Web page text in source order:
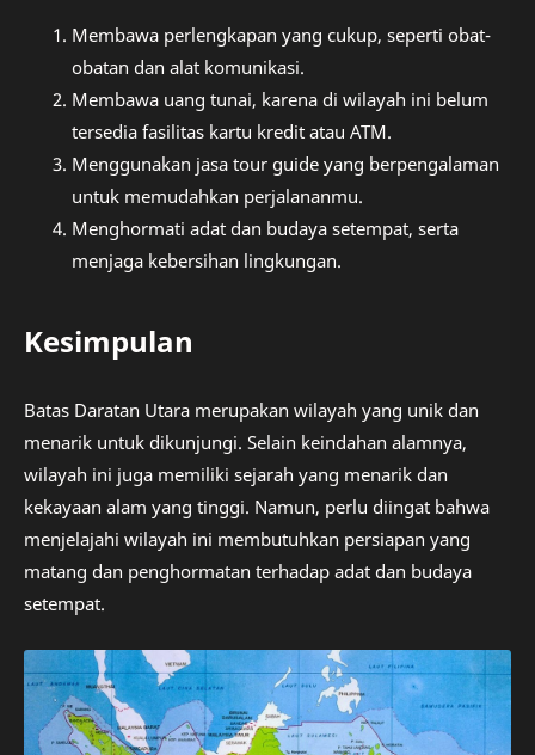
Membawa perlengkapan yang cukup, seperti obat-
obatan dan alat komunikasi.
Membawa uang tunai, karena di wilayah ini belum
tersedia fasilitas kartu kredit atau ATM.
Menggunakan jasa tour guide yang berpengalaman
untuk memudahkan perjalananmu.
Menghormati adat dan budaya setempat, serta
menjaga kebersihan lingkungan.
Kesimpulan
Batas Daratan Utara merupakan wilayah yang unik dan
menarik untuk dikunjungi. Selain keindahan alamnya,
wilayah ini juga memiliki sejarah yang menarik dan
kekayaan alam yang tinggi. Namun, perlu diingat bahwa
menjelajahi wilayah ini membutuhkan persiapan yang
matang dan penghormatan terhadap adat dan budaya
setempat.